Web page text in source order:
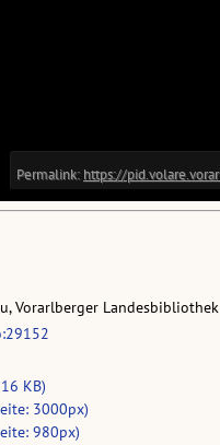
Vorarlberger Landesbibliothek
KB)
3000px)
980px)